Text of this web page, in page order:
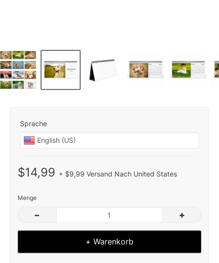
Sprache
$14,99 + $9,99 Versand Nach United States
Menge
– +
+ Warenkorb